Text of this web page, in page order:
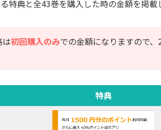
特典と全43巻を購入した時の金額を掲載
は初回購入のみでの金額になりますので
特典